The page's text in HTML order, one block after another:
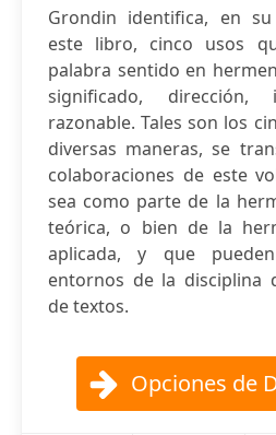
Grondin identifica, en
este libro, cinco usos
palabra sentido en
significado,
razonable. Tales son los
diversas maneras, se
colaboraciones de este
sea como parte de la
teórica, o bien de la
aplicada, y que
entornos de la disciplina
de textos.
Opciones de